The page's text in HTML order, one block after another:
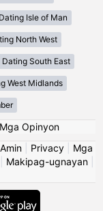
Dating Isle of Man
North West
Dating South East
West Midlands
Mga Opinyon
Privacy
Mga
Makipag-ugnayan